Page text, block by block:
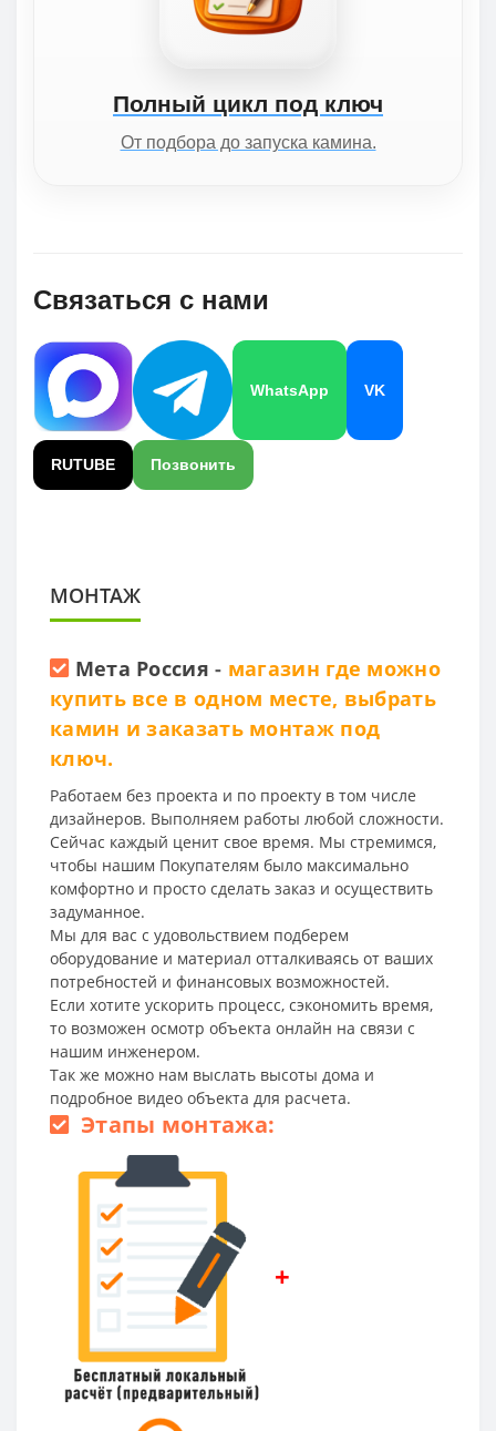
Полный цикл под ключ
От подбора до запуска камина.
Связаться с нами
WhatsApp VK
RUTUBE Позвонить
МОНТАЖ
Мета Россия - магазин где можно
купить все в одном месте, выбрать
камин и заказать монтаж под
ключ.
Работаем без проекта и по проекту в том числе
дизайнеров. Выполняем работы любой сложности.
Сейчас каждый ценит свое время. Мы стремимся,
чтобы нашим Покупателям было максимально
комфортно и просто сделать заказ и осуществить
задуманное.
Мы для вас с удовольствием подберем
оборудование и материал отталкиваясь от ваших
потребностей и финансовых возможностей.
Если хотите ускорить процесс, сэкономить время,
то возможен осмотр объекта онлайн на связи с
нашим инженером.
Так же можно нам выслать высоты дома и
подробное видео объекта для расчета.
Этапы монтажа:
+